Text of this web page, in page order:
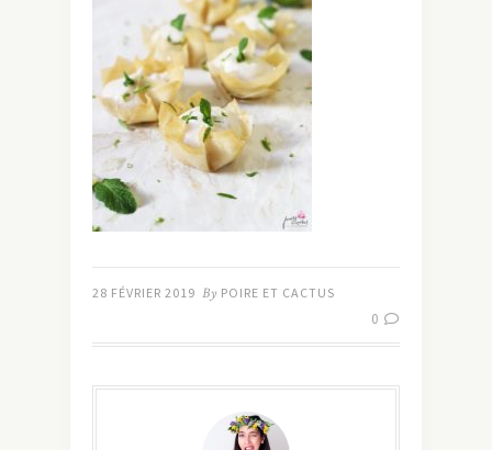
28 FÉVRIER 2019 By POIRE ET CACTUS
0